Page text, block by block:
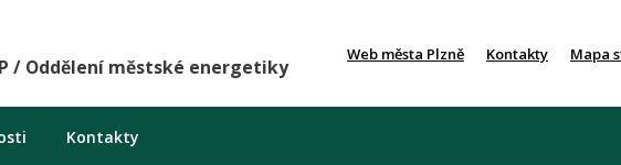
/ Oddělení městské energetiky
Web města Plzně Kontakty Mapa
Kontakty